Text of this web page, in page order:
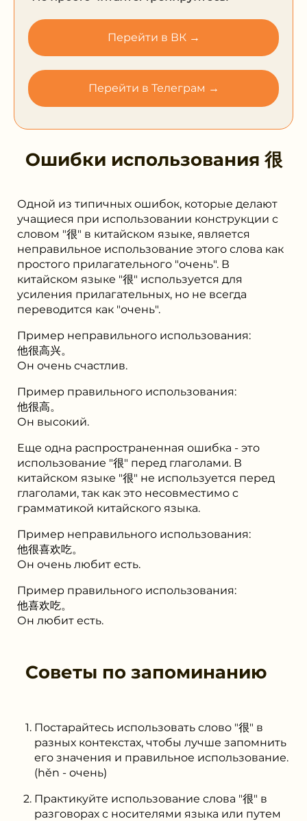
Перейти в ВК →
Перейти в Телеграм →
Ошибки использования很
Одной из типичных ошибок, которые делают
учащиеся при использовании конструкции с
словом "很" в китайском языке, является
неправильное использование этого слова как
простого прилагательного "очень". В
китайском языке "很" используется для
усиления прилагательных, но не всегда
переводится как "очень".
Пример неправильного использования:
他很高兴。
Он очень счастлив.
Пример правильного использования:
他很高。
Он высокий.
Еще одна распространенная ошибка - это
использование "很" перед глаголами. В
китайском языке "很" не используется перед
глаголами, так как это несовместимо с
грамматикой китайского языка.
Пример неправильного использования:
他很喜欢吃。
Он очень любит есть.
Пример правильного использования:
他喜欢吃。
Он любит есть.
Советы по запоминанию
Постарайтесь использовать слово "很" в
разных контекстах, чтобы лучше запомнить
его значения и правильное использование.
(hěn - очень)
Практикуйте использование слова "很" в
разговорах с носителями языка или путем